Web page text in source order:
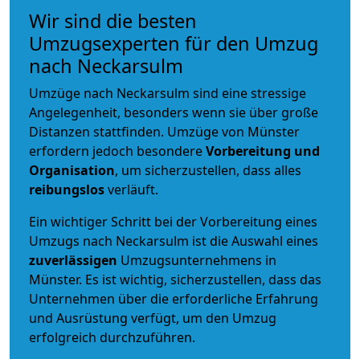
Wir sind die besten
Umzugsexperten für den Umzug
nach Neckarsulm
Umzüge nach Neckarsulm sind eine stressige
Angelegenheit, besonders wenn sie über große
Distanzen stattfinden. Umzüge von Münster
erfordern jedoch besondereVorbereitung und
Organisation, um sicherzustellen, dass alles
reibungslosverläuft.
Ein wichtiger Schritt bei der Vorbereitung eines
Umzugs nach Neckarsulm ist die Auswahl eines
zuverlässigen Umzugsunternehmens in
Münster. Es ist wichtig, sicherzustellen, dass das
Unternehmen über die erforderliche Erfahrung
und Ausrüstung verfügt, um den Umzug
erfolgreich durchzuführen.